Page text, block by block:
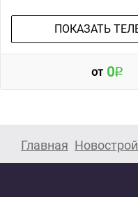
ПОКАЗАТЬ
от 0
Главная